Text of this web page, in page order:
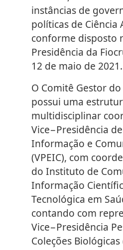
instâncias de
políticas de Ciência
conforme disposto
Presidência da
12 de maio de 2021.
O Comitê Gestor
possui uma
multidisciplinar
Vice−Presidência
Informação e
(VPEIC), com
do Instituto de
Informação
Tecnológica em
contando com
Vice−Presidência
Coleções Biológicas